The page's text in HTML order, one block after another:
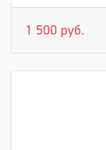
1 500 руб.